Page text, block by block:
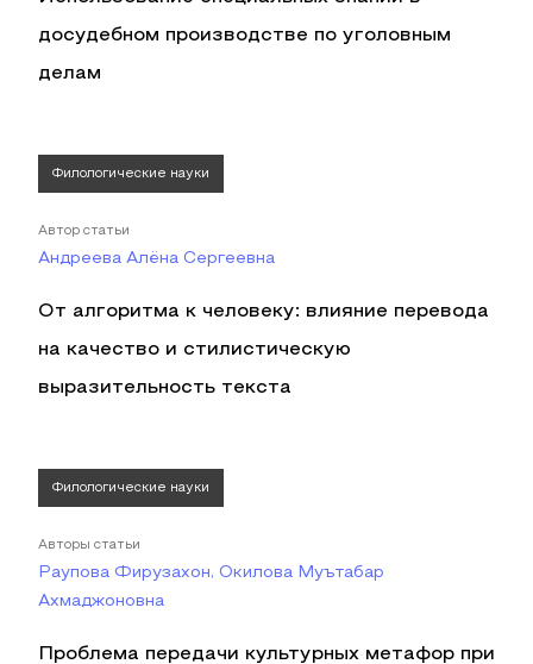
досудебном производстве по уголовным
делам
Филологические науки
Автор статьи
Андреева Алёна Сергеевна
От алгоритма к человеку: влияние перевода
на качество и стилистическую
выразительность текста
Филологические науки
Авторы статьи
Раупова Фирузахон, Окилова Муътабар
Ахмаджоновна
Проблема передачи культурных метафор при